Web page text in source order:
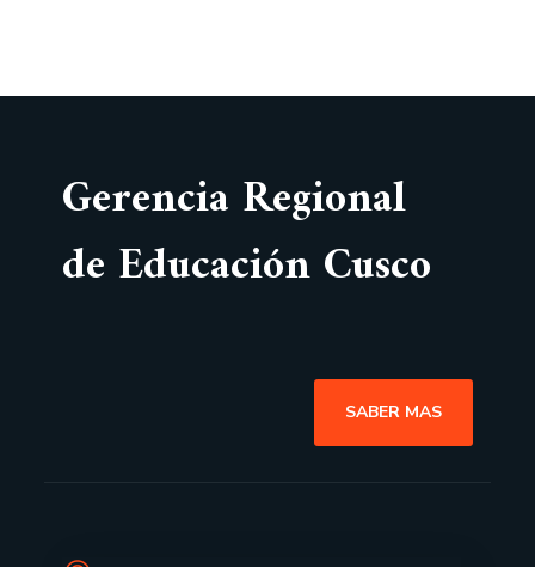
Gerencia Regional
de Educación Cusco
SABER MAS